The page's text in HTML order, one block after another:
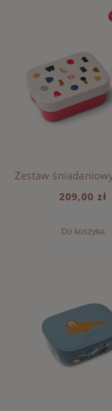
209,00 zł
Do koszyka